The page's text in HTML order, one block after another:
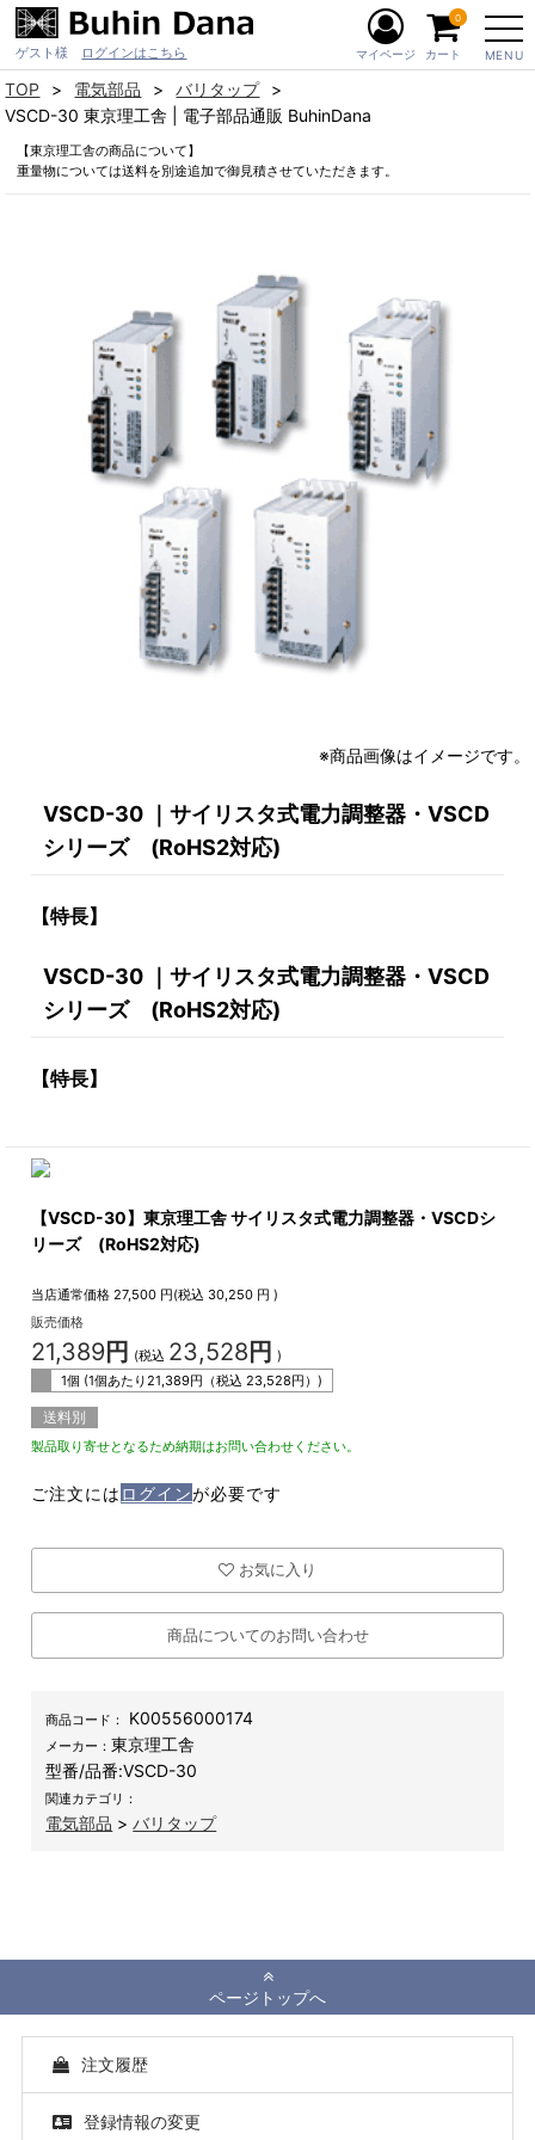
ゲスト様 ログインはこちら MENU
マイページ カート
0
TOP 電気部品
バリタップ
VSCD-30 東京理工舎 | 電子部品通販 BuhinDana
【東京理工舎の商品について】
重量物については送料を別途追加で御見積させていただきます。
※商品画像はイメージです。
VSCD-30 ｜サイリスタ式電力調整器・VSCD
シリーズ (RoHS2対応)
【特長】
VSCD-30 ｜サイリスタ式電力調整器・VSCD
シリーズ (RoHS2対応)
【特長】
【VSCD-30】東京理工舎 サイリスタ式電力調整器・VSCDシ
リーズ (RoHS2対応)
当店通常価格 27,500 円(税込 30,250 円 )
販売価格
21,389円 (税込 23,528 円 )
1個 (1個あたり 21,389円（税込 23,528円）)
送料別
製品取り寄せとなるため納期はお問い合わせください。
ご注文には ログインが必要です
お気に入り
商品についてのお問い合わせ
商品コード： K00556000174
メーカー： 東京理工舎
型番/品番:VSCD-30
関連カテゴリ：
電気部品 >バリタップ
ページトップへ
注文履歴
登録情報の変更